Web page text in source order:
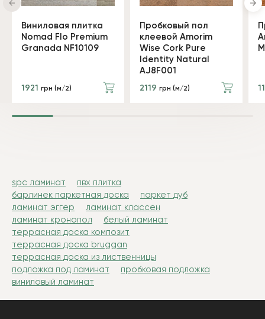
Виниловая плитка
Nomad Flo Premium
Granada NF10109
1921 грн (м/2)
Пробковый пол
клеевой Amorim
Wise Cork Pure
Identity Natural
AJ8F001
2119 грн (м/2)
spc ламинат
пвх плитка
барлинек паркетная доска
паркет дуб
ламинат эггер
ламинат классен
ламинат кронопол
белый ламинат
террасная доска композит
террасная доска bruggan
террасная доска из лиственницы
подложка под ламинат
пробковая подложка
виниловый ламинат